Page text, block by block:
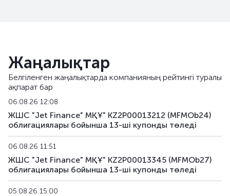
MFMOb33 KZ2P00014608
MFMOb34
MFMOb35 KZ2P00016686 альтернативті
MFMOb36 KZ2P00016694 альтернативті
MFMOb37 KZ2P00016850 альтернативті
MFMOb38 KZ2P00016868 альтернативті
Жаңалықтар
Белгіленген жаңалықтарда компанияның рейтингі туралы
ақпарат бар
06.08.26 12:08
ЖШС "Jet Finance" МҚҰ" KZ2P00013212 (MFMOb24)
облигациялары бойынша 13-шi купонды төледі
06.08.26 11:51
ЖШС "Jet Finance" МҚҰ" KZ2P00013345 (MFMOb27)
облигациялары бойынша 13-шi купонды төледі
05.08.26 15:00